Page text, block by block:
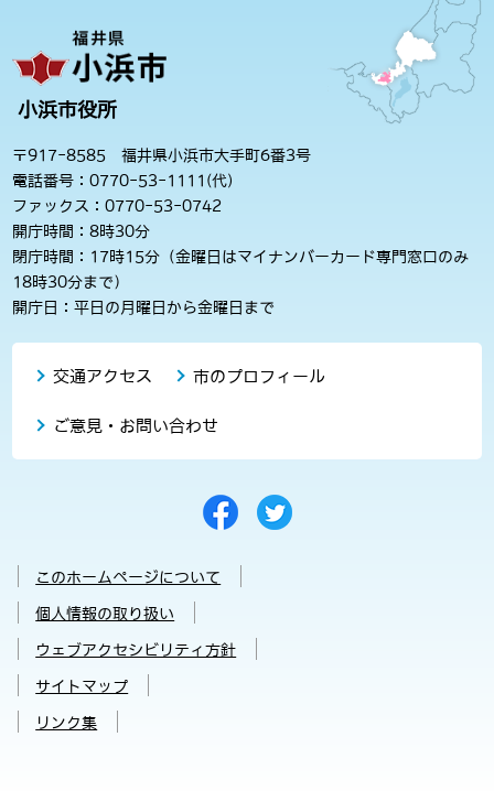
小浜市役所
〒917-8585 福井県小浜市大手町6番3号
電話番号：0770-53-1111(代)
ファックス：0770-53-0742
開庁時間：8時30分
閉庁時間：17時15分（金曜日はマイナンバーカード専門窓口のみ
18時30分まで）
開庁日：平日の月曜日から金曜日まで
交通アクセス 市のプロフィール
ご意見・お問い合わせ
このホームページについて
個人情報の取り扱い
ウェブアクセシビリティ方針
サイトマップ
リンク集